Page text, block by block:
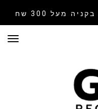
בקניה מעל 300 שח